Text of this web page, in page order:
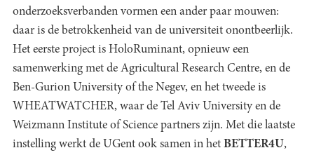
onderzoeksverbanden vormen een ander paar mouwen:
daar is de betrokkenheid van de universiteit onontbeerlijk.
Het eerste project is HoloRuminant, opnieuw een
samenwerking met de Agricultural Research Centre, en de
Ben-Gurion University of the Negev, en het tweede is
WHEATWATCHER, waar de Tel Aviv University en de
Weizmann Institute of Science partners zijn. Met die laatste
instelling werkt de UGent ook samen in het BETTER4U,